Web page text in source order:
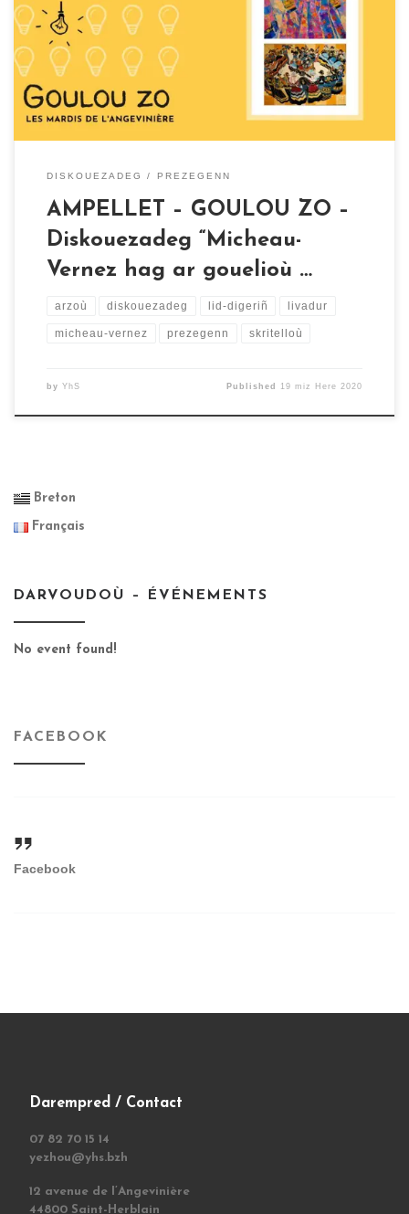
Prezegenn Lid-digeriñ diskouezadeg “Micheau-Vernez
hag ar gouelioù breizhek” da 7e heuliet gant ur
prezegenn gant Mikael Micheau-Vernez da 8e. Gouzout
muioc’h diwar-benn an diskouezadeg, kinniget da-geñver
gouel Celtomania. Ganet e Brest e 1907 eo an arzour […]
DISKOUEZADEG PREZEGENN
AMPELLET – GOULOU ZO –
Diskouezadeg “Micheau-
Vernez hag ar gouelioù …
arzoù diskouezadeg lid-digeriñ livadur
micheau-vernez prezegenn skritelloù
by YhS Published 19 miz Here 2020
Breton
Français
DARVOUDOÙ – ÉVÉNEMENTS
No event found!
FACEBOOK
Facebook
Darempred / Contact
07 82 70 15 14
yezhou@yhs.bzh
12 avenue de l’Angevinière
44800 Saint-Herblain